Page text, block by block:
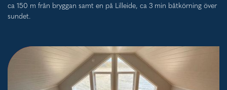
ca 150 m från bryggan samt en på Lilleide, ca 3 min båtkörning över
sundet.